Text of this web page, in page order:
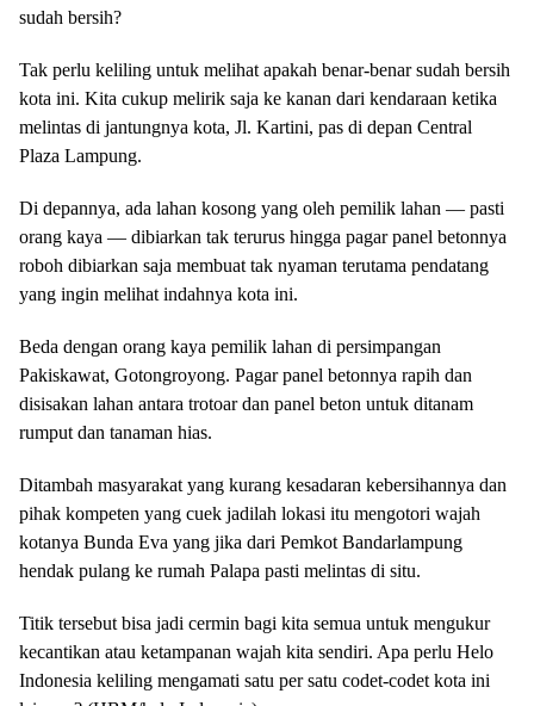
sudah bersih?
Tak perlu keliling untuk melihat apakah benar-benar sudah bersih
kota ini. Kita cukup melirik saja ke kanan dari kendaraan ketika
melintas di jantungnya kota, Jl. Kartini, pas di depan Central
Plaza Lampung.
Di depannya, ada lahan kosong yang oleh pemilik lahan — pasti
orang kaya — dibiarkan tak terurus hingga pagar panel betonnya
roboh dibiarkan saja membuat tak nyaman terutama pendatang
yang ingin melihat indahnya kota ini.
Beda dengan orang kaya pemilik lahan di persimpangan
Pakiskawat, Gotongroyong. Pagar panel betonnya rapih dan
disisakan lahan antara trotoar dan panel beton untuk ditanam
rumput dan tanaman hias.
Ditambah masyarakat yang kurang kesadaran kebersihannya dan
pihak kompeten yang cuek jadilah lokasi itu mengotori wajah
kotanya Bunda Eva yang jika dari Pemkot Bandarlampung
hendak pulang ke rumah Palapa pasti melintas di situ.
Titik tersebut bisa jadi cermin bagi kita semua untuk mengukur
kecantikan atau ketampanan wajah kita sendiri. Apa perlu Helo
Indonesia keliling mengamati satu per satu codet-codet kota ini